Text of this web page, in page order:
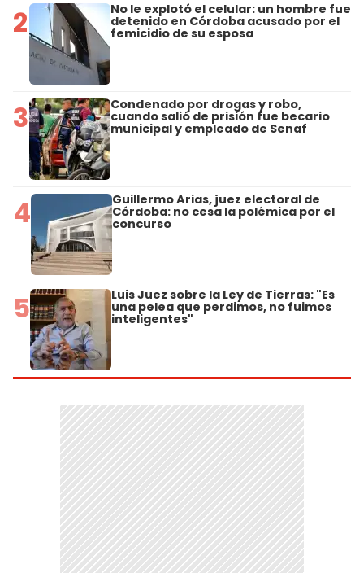
2 No le explotó el celular: un hombre fue
detenido en Córdoba acusado por el
femicidio de su esposa
3 Condenado por drogas y robo,
cuando salió de prisión fue becario
municipal y empleado de Senaf
4 Guillermo Arias, juez electoral de
Córdoba: no cesa la polémica por el
concurso
5 Luis Juez sobre la Ley de Tierras: "Es
una pelea que perdimos, no fuimos
inteligentes"